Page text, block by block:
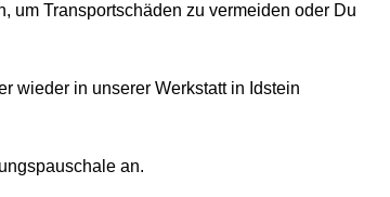
um Transportschäden zu vermeiden oder Du
wieder in unserer Werkstatt in Idstein
an.